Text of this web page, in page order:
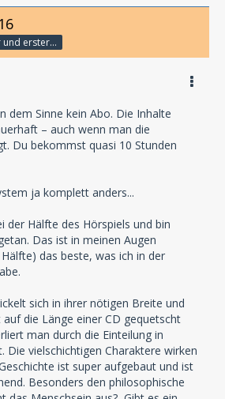
Geisterjäger und erster Detektiv
dem Sinne kein Abo. Die Inhalte
– auch wenn man die
Du bekommst quasi 10 Stunden
ja komplett anders...
der Hälfte des Hörspiels und bin
Das ist in meinen Augen
das beste, was ich in der
sich in ihrer nötigen Breite und
die Länge einer CD gequetscht
man durch die Einteilung in
Die vielschichtigen Charaktere wirken
ist super aufgebaut und ist
Besonders den philosophische